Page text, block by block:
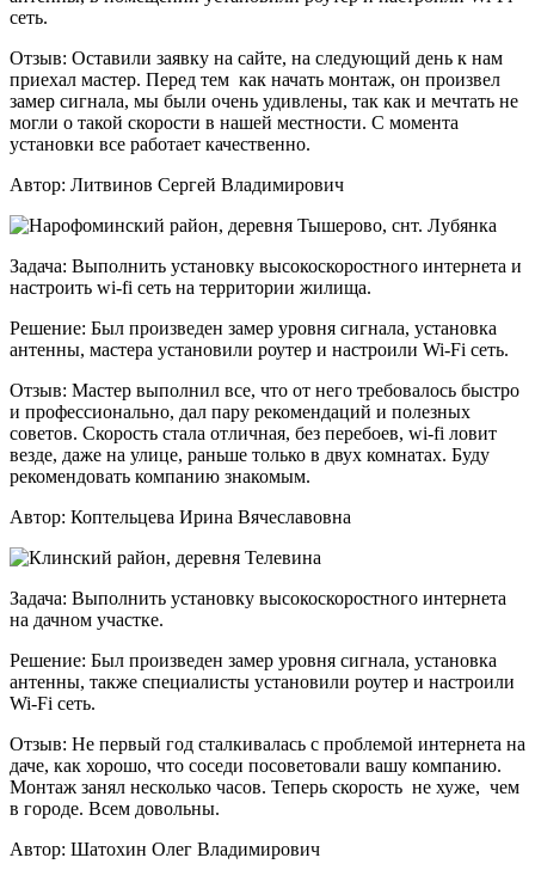
сеть.
Отзыв: Оставили заявку на сайте, на следующий день к нам
приехал мастер. Перед тем как начать монтаж, он произвел
замер сигнала, мы были очень удивлены, так как и мечтать не
могли о такой скорости в нашей местности. С момента
установки все работает качественно.
Автор: Литвинов Сергей Владимирович
Задача: Выполнить установку высокоскоростного интернета и
настроить wi-fi сеть на территории жилища.
Решение: Был произведен замер уровня сигнала, установка
антенны, мастера установили роутер и настроили Wi-Fi сеть.
Отзыв: Мастер выполнил все, что от него требовалось быстро
и профессионально, дал пару рекомендаций и полезных
советов. Скорость стала отличная, без перебоев, wi-fi ловит
везде, даже на улице, раньше только в двух комнатах. Буду
рекомендовать компанию знакомым.
Автор: Коптельцева Ирина Вячеславовна
Задача: Выполнить установку высокоскоростного интернета
на дачном участке.
Решение: Был произведен замер уровня сигнала, установка
антенны, также специалисты установили роутер и настроили
Wi-Fi сеть.
Отзыв: Не первый год сталкивалась с проблемой интернета на
даче, как хорошо, что соседи посоветовали вашу компанию.
Монтаж занял несколько часов. Теперь скорость не хуже, чем
в городе. Всем довольны.
Автор: Шатохин Олег Владимирович